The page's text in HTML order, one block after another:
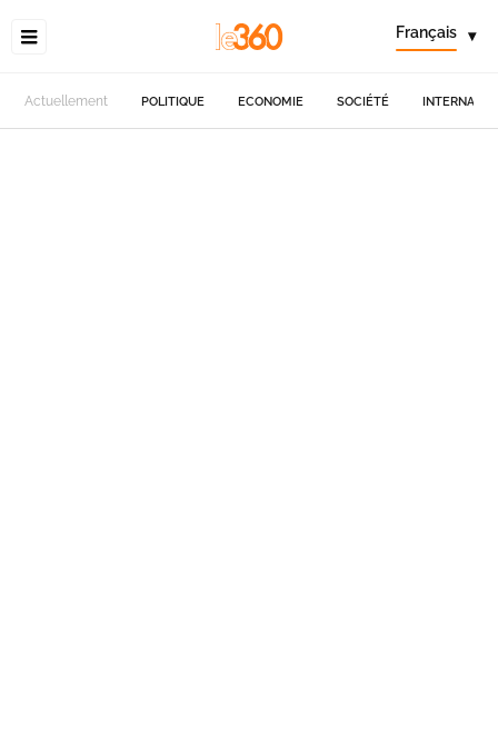
Français ▾
Actuellement POLITIQUE ECONOMIE SOCIÉTÉ